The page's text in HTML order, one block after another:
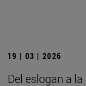
19 | 03 | 2026
Del eslogan a